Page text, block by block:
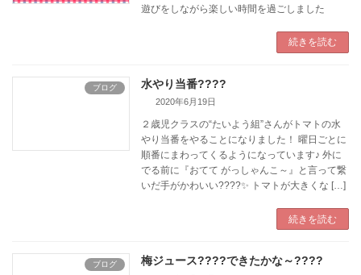
遊びをしながら楽しい時間を過ごしました
続きを読む
ブログ 水やり当番????
2020年6月19日
２歳児クラスの“たいよう組”さんがトマトの水
やり当番をやることになりました！ 曜日ごとに
順番にまわってくるようになっています♪ 外に
でる前に『おてて がっしゃんこ～』と言って繋
いだ手がかわいい????✨ トマトが大きくな […]
続きを読む
ブログ 梅ジュース????できたかな～????